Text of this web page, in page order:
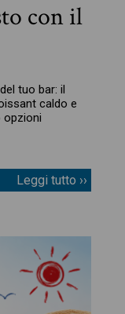
con il
tuo bar: il
caldo e
opzioni
Leggi tutto ››